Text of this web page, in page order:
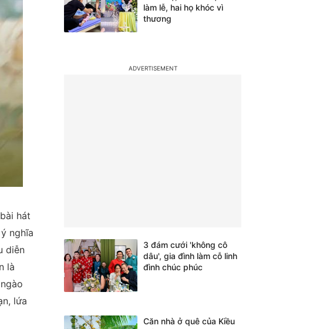
hát
nghĩa
diễn
là
lứa
làm lễ, hai họ khóc vì
thương
3 đám cưới 'không cô
dâu', gia đình làm cỗ linh
đình chúc phúc
Căn nhà ở quê của Kiều